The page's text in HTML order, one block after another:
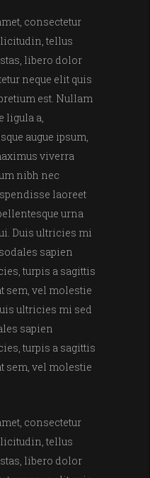
consectetur
tellus
libero dolor
neque elit quis
est. Nullam
ligula a,
augue ipsum,
viverra
nibh nec
laoreet
urna
Duis ultricies mi
sapien
turpis a sagittis
sem, vel molestie
ultricies mi sed
sapien
turpis a sagittis
sem, vel molestie
consectetur
tellus
libero dolor